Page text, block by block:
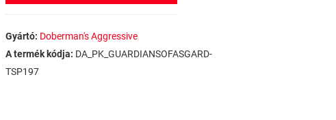
Gyártó: Doberman's Aggressive
A termék kódja: DA_PK_GUARDIANSOFASGARD-
TSP197